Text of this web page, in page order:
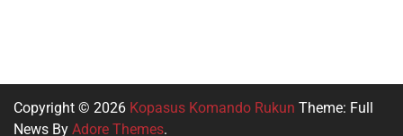
Copyright © 2026 Kopasus Komando Rukun Theme: Full
News By Adore Themes.